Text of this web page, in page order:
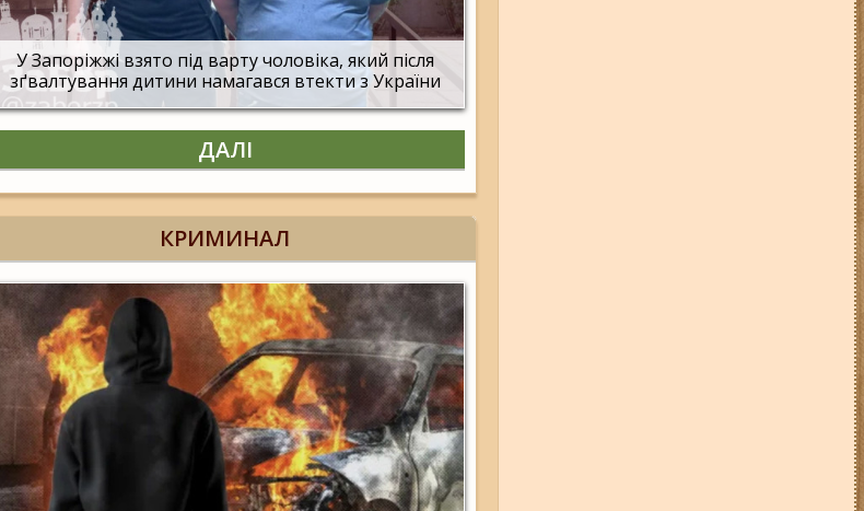
У Запоріжжі взято під варту чоловіка, який після
зґвалтування дитини намагався втекти з України
ДАЛІ
КРИМИНАЛ